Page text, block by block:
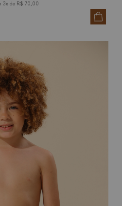
3x de R$ 70,00